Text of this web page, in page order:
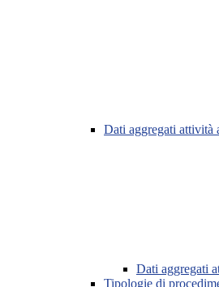
Dati aggregati attività
Dati aggregati
Tipologie di